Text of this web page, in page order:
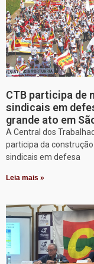
CTB participa de
sindicais em
grande ato em
A Central dos
participa da
sindicais em defesa
Leia mais »